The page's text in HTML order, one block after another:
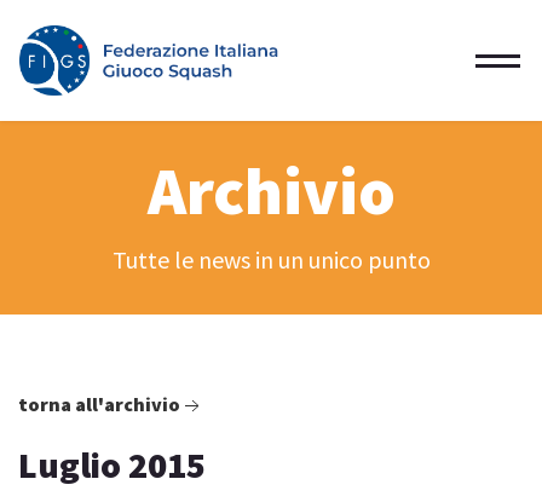
Archivio
Tutte le news in un unico punto
torna all'archivio
Luglio 2015